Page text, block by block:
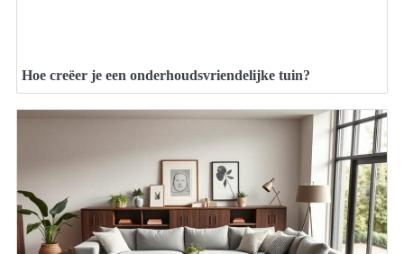
Hoe creëer je een onderhoudsvriendelijke tuin?